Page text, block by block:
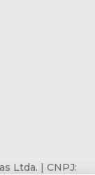
Ltda. | CNPJ: